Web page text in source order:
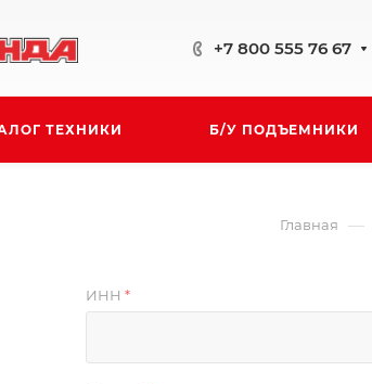
+7 800 555 76 67
ТЕХНИКИ Б/У ПОДЪЕМНИКИ
Главная —
ИНН *